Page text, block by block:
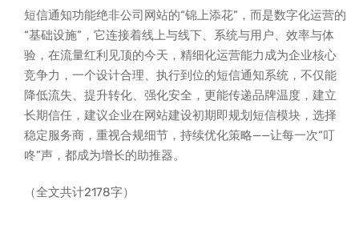
短信通知功能绝非公司网站的“锦上添花”，而是数字化运营的
“基础设施”，它连接着线上与线下、系统与用户、效率与体
验，在流量红利见顶的今天，精细化运营能力成为企业核心
竞争力，一个设计合理、执行到位的短信通知系统，不仅能
降低流失、提升转化、强化安全，更能传递品牌温度，建立
长期信任，建议企业在网站建设初期即规划短信模块，选择
稳定服务商，重视合规细节，持续优化策略——让每一次“叮
咚”声，都成为增长的助推器。
（全文共计2178字）